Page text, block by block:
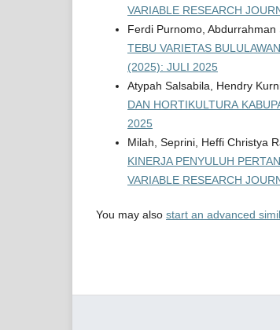
VARIABLE RESEARCH
Ferdi Purnomo, Abdurrahman
TEBU VARIETAS
(2025): JULI 2025
Atypah Salsabila, Hendry
DAN HORTIKULTURA
2025
Milah, Seprini, Heffi Christya
KINERJA PENYULUH
VARIABLE RESEARCH
You may also start an advanced